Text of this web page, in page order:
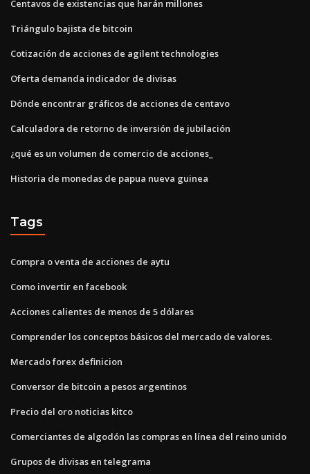
Centavos de existencias que harán millones
Triángulo bajista de bitcoin
Cotización de acciones de agilent technologies
Oferta demanda indicador de divisas
Dónde encontrar gráficos de acciones de centavo
Calculadora de retorno de inversión de jubilación
¿qué es un volumen de comercio de acciones_
Historia de monedas de papua nueva guinea
Tags
Compra o venta de acciones de aytu
Como invertir en facebook
Acciones calientes de menos de 5 dólares
Comprender los conceptos básicos del mercado de valores.
Mercado forex definicion
Conversor de bitcoin a pesos argentinos
Precio del oro noticias kitco
Comerciantes de algodón las compras en línea del reino unido
Grupos de divisas en telegrama